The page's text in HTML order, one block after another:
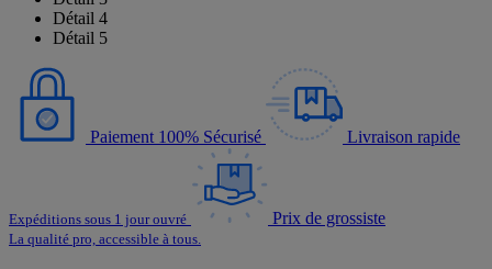
Détail 4
Détail 5
Paiement 100% Sécurisé Livraison rapide
Expéditions sous 1 jour ouvré Prix de grossiste
La qualité pro, accessible à tous.